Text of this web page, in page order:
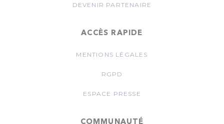
DEVENIR PARTENAIRE
ACCÈS RAPIDE
MENTIONS LÉGALES
RGPD
ESPACE PRESSE
COMMUNAUTÉ